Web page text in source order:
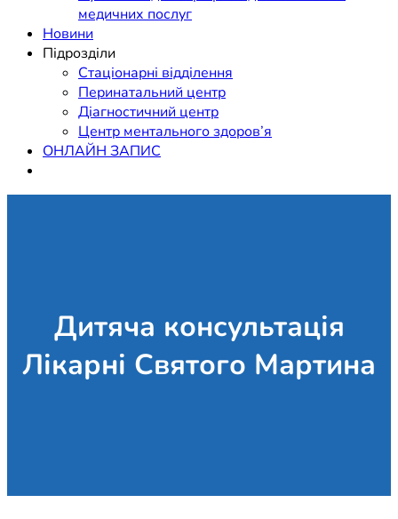
медичних послуг
Новини
Підрозділи
Стаціонарні відділення
Перинатальний центр
Діагностичний центр
Центр ментального здоров’я
ОНЛАЙН ЗАПИС
Дитяча консультація
Лікарні Святого Мартина